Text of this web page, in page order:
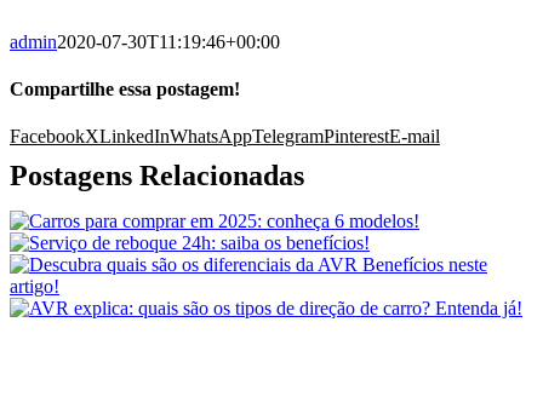
admin2020-07-30T11:19:46+00:00
Compartilhe essa postagem!
FacebookXLinkedInWhatsAppTelegramPinterestE-mail
Postagens Relacionadas